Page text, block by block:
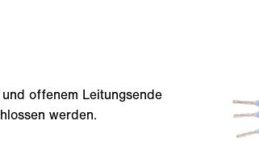
offenem Leitungsende
werden.